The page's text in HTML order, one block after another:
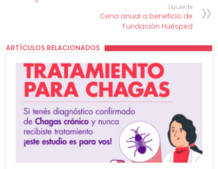
Siguiente
Cena anual a beneficio de
Fundación Huésped
ARTÍCULOS RELACIONADOS